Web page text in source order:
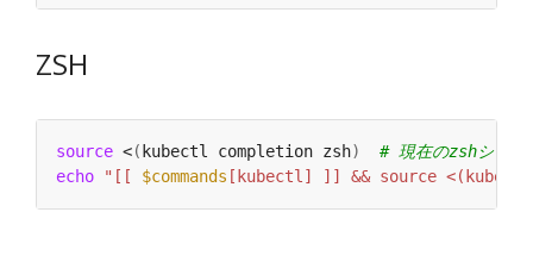
ZSH
source <( kubectl completion zsh)
# 現在のzshシェル
echo
"[[ $commands [kubectl] ]] && source